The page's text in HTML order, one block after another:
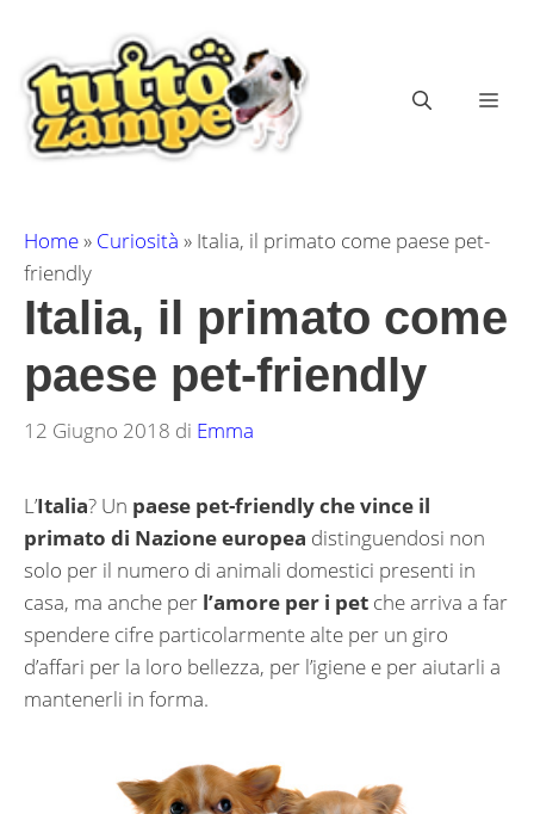
contenuto
Home» Curiosità » Italia, il primato come paese pet-
friendly
Italia, il primato come
paese pet-friendly
12 Giugno 2018 di Emma
L’Italia? Un paese pet-friendly chevince il
primato di Nazione europea distinguendosi non
solo per il numero di animali domestici presenti in
casa, ma anche per l’amore per i pet che arriva a far
spendere cifre particolarmente alte per un giro
d’affari per la loro bellezza, per l’igiene e per aiutarli a
mantenerli in forma.